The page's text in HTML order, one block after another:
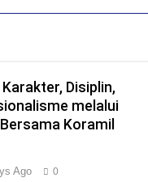
Disiplin,
melalui
Koramil
Ago 0